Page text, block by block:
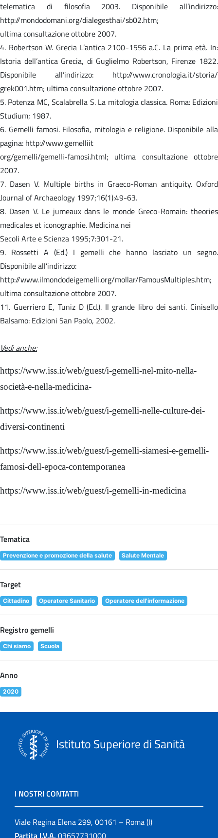
telematica di filosofia 2003. Disponibile all’indirizzo:
http://mondodomani.org/dialegesthai/sb02.htm;
ultima consultazione ottobre 2007.
4. Robertson W. Grecia L’antica 2100-1556 a.C. La prima età. In:
Istoria dell’antica Grecia, di Guglielmo Robertson, Firenze 1822.
Disponibile all’indirizzo: http://www.cronologia.it/storia/
grek001.htm; ultima consultazione ottobre 2007.
5. Potenza MC, Scalabrella S. La mitologia classica. Roma: Edizioni
Studium; 1987.
6. Gemelli famosi. Filosofia, mitologia e religione. Disponibile alla
pagina: http://www.gemelliit
org/gemelli/gemelli-famosi.html; ultima consultazione ottobre
2007.
7. Dasen V. Multiple births in Graeco-Roman antiquity. Oxford
Journal of Archaeology 1997;16(1):49-63.
8. Dasen V. Le jumeaux dans le monde Greco-Romain: theories
medicales et iconographie. Medicina nei
Secoli Arte e Scienza 1995;7:301-21.
9. Rossetti A (Ed.) I gemelli che hanno lasciato un segno.
Disponibile all’indirizzo:
http://www.ilmondodeigemelli.org/mollar/FamousMultiples.htm;
ultima consultazione ottobre 2007.
11. Guerriero E, Tuniz D (Ed.). Il grande libro dei santi. Cinisello
Balsamo: Edizioni San Paolo, 2002.
Vedi anche:
https://www.iss.it/web/guest/i-gemelli-nel-mito-nella-
società-e-nella-medicina-
https://www.iss.it/web/guest/i-gemelli-nelle-culture-dei-
diversi-continenti
https://www.iss.it/web/guest/i-gemelli-siamesi-e-gemelli-
famosi-dell-epoca-contemporanea
https://www.iss.it/web/guest/i-gemelli-in-medicina
Tematica
Prevenzione e promozione della salute Salute Mentale
Target
Cittadino Operatore Sanitario Operatore dell'informazione
Registro gemelli
Chi siamo Scuola
Anno
2020
Istituto Superiore di Sanità
I NOSTRI CONTATTI
Viale Regina Elena 299, 00161 – Roma (I)
Partita I.V.A. 03657731000